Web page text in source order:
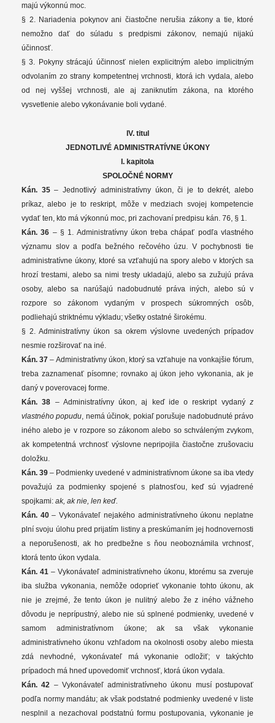
majú výkonnú moc.
§ 2. Nariadenia pokynov ani čiastočne nerušia zákony a tie, ktoré
nemožno dať do súladu s predpismi zákonov, nemajú nijakú
účinnosť.
§ 3. Pokyny strácajú účinnosť nielen explicitným alebo implicitným
odvolaním zo strany kompetentnej vrchnosti, ktorá ich vydala, alebo
od nej vyššej vrchnosti, ale aj zaniknutím zákona, na ktorého
vysvetlenie alebo vykonávanie boli vydané.
IV. titul
JEDNOTLIVÉ ADMINISTRATÍVNE ÚKONY
I. kapitola
SPOLOČNÉ NORMY
Kán. 35– Jednotlivý administratívny úkon, či je to dekrét, alebo
príkaz, alebo je to reskript, môže v medziach svojej kompetencie
vydať ten, kto má výkonnú moc, pri zachovaní predpisu kán. 76, § 1.
Kán. 36 – § 1. Administratívny úkon treba chápať podľa vlastného
významu slov a podľa bežného rečového úzu. V pochybnosti tie
administratívne úkony, ktoré sa vzťahujú na spory alebo v ktorých sa
hrozí trestami, alebo sa nimi tresty ukladajú, alebo sa zužujú práva
osoby, alebo sa narúšajú nadobudnuté práva iných, alebo sú v
rozpore so zákonom vydaným v prospech súkromných osôb,
podliehajú striktnému výkladu; všetky ostatné širokému.
§ 2. Administratívny úkon sa okrem výslovne uvedených prípadov
nesmie rozširovať na iné.
Kán. 37 – Administratívny úkon, ktorý sa vzťahuje na vonkajšie fórum,
treba zaznamenať písomne; rovnako aj úkon jeho vykonania, ak je
daný v poverovacej forme.
Kán. 38 – Administratívny úkon, aj keď ide o reskript vydanýz
vlastného popudu , nemá účinok, pokiaľ porušuje nadobudnuté právo
iného alebo je v rozpore so zákonom alebo so schváleným zvykom,
ak kompetentná vrchnosť výslovne nepripojila čiastočne zrušovaciu
doložku.
Kán. 39 – Podmienky uvedené v administratívnom úkone sa iba vtedy
považujú za podmienky spojené s platnosťou, keď sú vyjadrené
spojkami: ak, ak nie, len keď.
Kán. 40– Vykonávateľ nejakého administratívneho úkonu neplatne
plní svoju úlohu pred prijatím listiny a preskúmaním jej hodnovernosti
a neporušenosti, ak ho predbežne s ňou neoboznámila vrchnosť,
ktorá tento úkon vydala.
Kán. 41 – Vykonávateľ administratívneho úkonu, ktorému sa zveruje
iba služba vykonania, nemôže odoprieť vykonanie tohto úkonu, ak
nie je zrejmé, že tento úkon je nulitný alebo že z iného vážneho
dôvodu je neprípustný, alebo nie sú splnené podmienky, uvedené v
samom administratívnom úkone; ak sa však vykonanie
administratívneho úkonu vzhľadom na okolnosti osoby alebo miesta
zdá nevhodné, vykonávateľ má vykonanie odložiť; v takýchto
prípadoch má hneď upovedomiť vrchnosť, ktorá úkon vydala.
Kán. 42 – Vykonávateľ administratívneho úkonu musí postupovať
podľa normy mandátu; ak však podstatné podmienky uvedené v liste
nesplnil a nezachoval podstatnú formu postupovania, vykonanie je